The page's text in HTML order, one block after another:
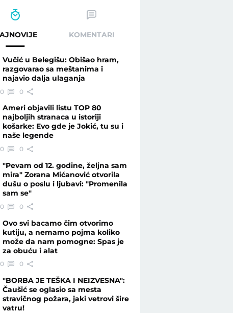
KOMENTARI
Vučić u Belegišu: Obišao hram,
razgovarao sa meštanima i
najavio dalja ulaganja
0 0
Ameri objavili listu TOP 80
najboljih stranaca u istoriji
košarke: Evo gde je Jokić, tu su i
naše legende
0 0
"Pevam od 12. godine, željna sam
mira" Zorana Mićanović otvorila
dušu o poslu i ljubavi: "Promenila
sam se"
0 0
Ovo svi bacamo čim otvorimo
kutiju, a nemamo pojma koliko
može da nam pomogne: Spas je
za obuću i alat
0 0
"BORBA JE TEŠKA I NEIZVESNA":
Čaušić se oglasio sa mesta
stravičnog požara, jaki vetrovi šire
vatru!